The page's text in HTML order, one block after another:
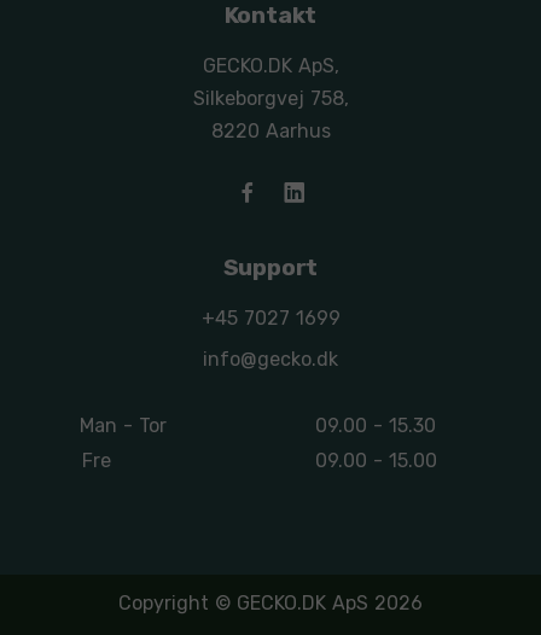
Kontakt
GECKO.DK ApS,
Silkeborgvej 758,
8220 Aarhus
Support
+45 7027 1699
info@gecko.dk
Man - Tor
09.00 - 15.30
Fre
09.00 - 15.00
Copyright © GECKO.DK ApS 2026